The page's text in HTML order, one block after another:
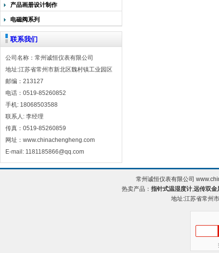
产品画册设计制作
电磁阀系列
联系我们
公司名称：常州诚恒仪表有限公司
地址:江苏省常州市新北区魏村镇工业园区
邮编：213127
电话：0519-85260852
手机: 18068503588
联系人: 李经理
传真：0519-85260859
网址：www.chinachengheng.com
E-mail: 1181185866@qq.com
常州诚恒仪表有限公司
热卖产品：指针式温湿度计,远传双金
地址:江苏省常州